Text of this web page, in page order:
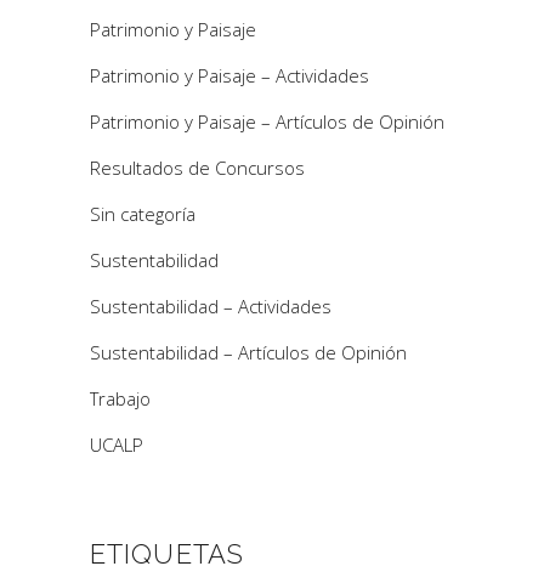
Patrimonio y Paisaje
Patrimonio y Paisaje – Actividades
Patrimonio y Paisaje – Artículos de Opinión
Resultados de Concursos
Sin categoría
Sustentabilidad
Sustentabilidad – Actividades
Sustentabilidad – Artículos de Opinión
Trabajo
UCALP
ETIQUETAS